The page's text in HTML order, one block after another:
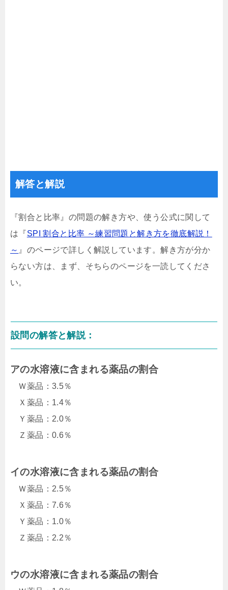
解答と解説
『割合と比率』の問題の解き方や、使う公式に関して
は『SPI 割合と比率 ～練習問題と解き方を徹底解説！
～ 』のページで詳しく解説しています。解き方が分か
らない方は、まず、そちらのページを一読してくださ
い。
設問の解答と解説：
アの水溶液に含まれる薬品の割合
Ｗ薬品：3.5％
Ｘ薬品：1.4％
Ｙ薬品：2.0％
Ｚ薬品：0.6％
イの水溶液に含まれる薬品の割合
Ｗ薬品：2.5％
Ｘ薬品：7.6％
Ｙ薬品：1.0％
Ｚ薬品：2.2％
ウの水溶液に含まれる薬品の割合